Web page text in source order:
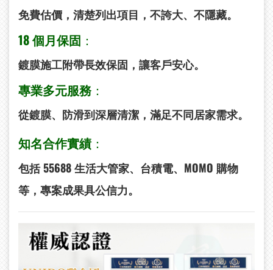
免費估價，清楚列出項目，不誇大、不隱藏。
18個月保固 ：
鍍膜施工附帶長效保固，讓客戶安心。
專業多元服務：
從鍍膜、防滑到深層清潔，滿足不同居家需求。
知名合作實績：
包括 55688 生活大管家、台積電、MOMO 購物
等，專案成果具公信力。